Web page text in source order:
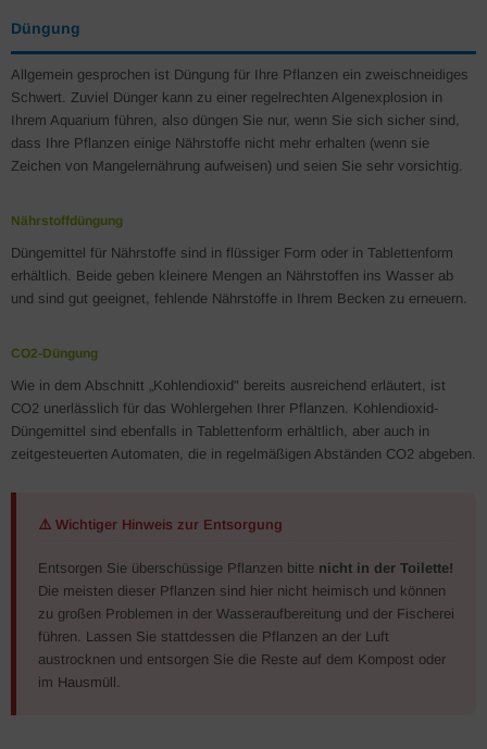
Düngung
Allgemein gesprochen ist Düngung für Ihre Pflanzen ein zweischneidiges
Schwert. Zuviel Dünger kann zu einer regelrechten Algenexplosion in
Ihrem Aquarium führen, also düngen Sie nur, wenn Sie sich sicher sind,
dass Ihre Pflanzen einige Nährstoffe nicht mehr erhalten (wenn sie
Zeichen von Mangelernährung aufweisen) und seien Sie sehr vorsichtig.
Nährstoffdüngung
Düngemittel für Nährstoffe sind in flüssiger Form oder in Tablettenform
erhältlich. Beide geben kleinere Mengen an Nährstoffen ins Wasser ab
und sind gut geeignet, fehlende Nährstoffe in Ihrem Becken zu erneuern.
CO2-Düngung
Wie in dem Abschnitt „Kohlendioxid" bereits ausreichend erläutert, ist
CO2 unerlässlich für das Wohlergehen Ihrer Pflanzen. Kohlendioxid-
Düngemittel sind ebenfalls in Tablettenform erhältlich, aber auch in
zeitgesteuerten Automaten, die in regelmäßigen Abständen CO2 abgeben.
⚠️ Wichtiger Hinweis zur Entsorgung
Entsorgen Sie überschüssige Pflanzen bitte nicht in der Toilette!
Die meisten dieser Pflanzen sind hier nicht heimisch und können
zu großen Problemen in der Wasseraufbereitung und der Fischerei
führen. Lassen Sie stattdessen die Pflanzen an der Luft
austrocknen und entsorgen Sie die Reste auf dem Kompost oder
im Hausmüll.